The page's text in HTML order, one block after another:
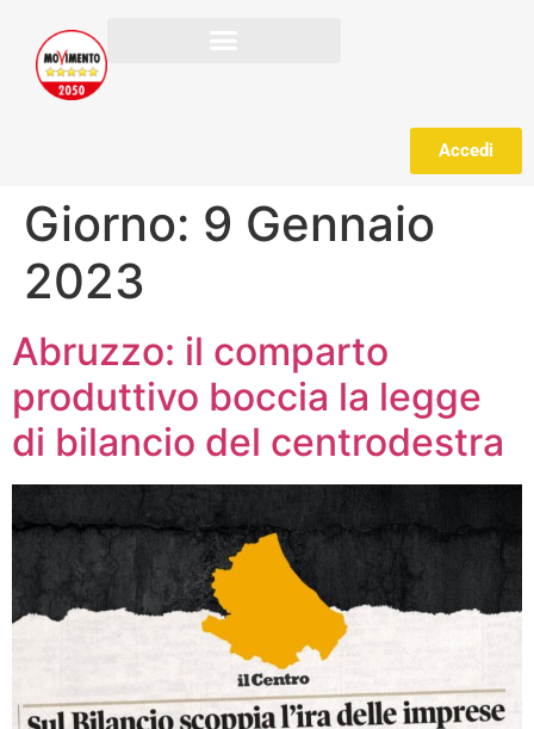
Accedi
Giorno: 9 Gennaio
2023
Abruzzo: il comparto
produttivo boccia la legge
di bilancio del centrodestra